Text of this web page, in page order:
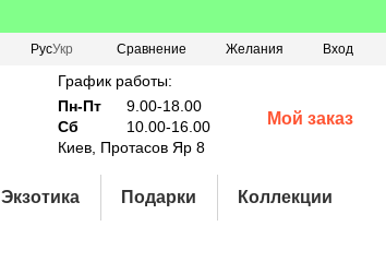
РусУкр Сравнение Желания Вход
График работы:
Пн-Пт
9.00-18.00
Сб
10.00-16.00
Киев, Протасов Яр 8
Мой заказ
Экзотика Подарки Коллекции